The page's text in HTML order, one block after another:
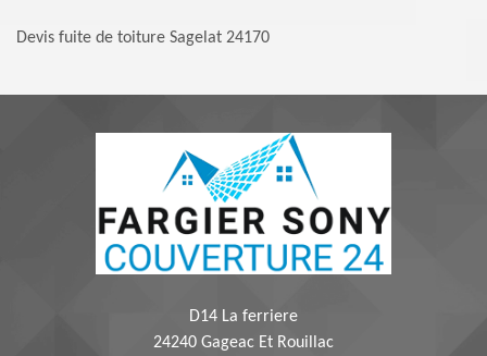
Devis fuite de toiture Sagelat 24170
D14 La ferriere
24240 Gageac Et Rouillac